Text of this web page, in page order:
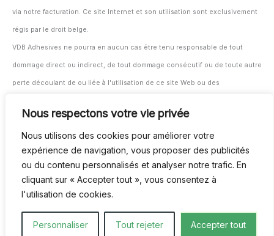
Nous respectons votre vie privée
Nous utilisons des cookies pour améliorer votre
expérience de navigation, vous proposer des publicités
ou du contenu personnalisés et analyser notre trafic. En
cliquant sur « Accepter tout », vous consentez à
l'utilisation de cookies.
Personnaliser Tout rejeter Accepter tout
via notre facturation. Ce site Internet et son utilisation sont exclusivement
régis par le droit belge.
VDB Adhesives ne pourra en aucun cas être tenu responsable de tout
dommage direct ou indirect, de tout dommage consécutif ou de toute autre
perte découlant de ou liée à l'utilisation de ce site Web ou des
L'utilisateur/transformateur reste seul responsable du test et du suivi de
l'adéquation des matériaux et produits à leur application prévue, avant et
pendant l'utilisation.
Tous nos contrats sont soumis à nos conditions générales. Celles-ci
peuvent être fournies au format numérique sur demande et sont également
Ce site Web et son utilisation sont régis exclusivement par le droit belge.